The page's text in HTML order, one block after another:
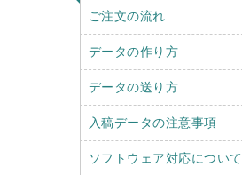
r
ご注文の流れ
データの作り方
データの送り方
入稿データの注意事項
ソフトウェア対応について